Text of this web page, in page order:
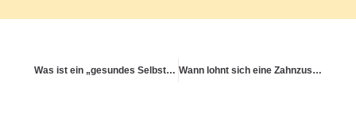
Was ist ein „gesundes Selbstbild“ – und wie baue ich es auf? Wann lohnt sich eine Zahnzusatzversicherung?